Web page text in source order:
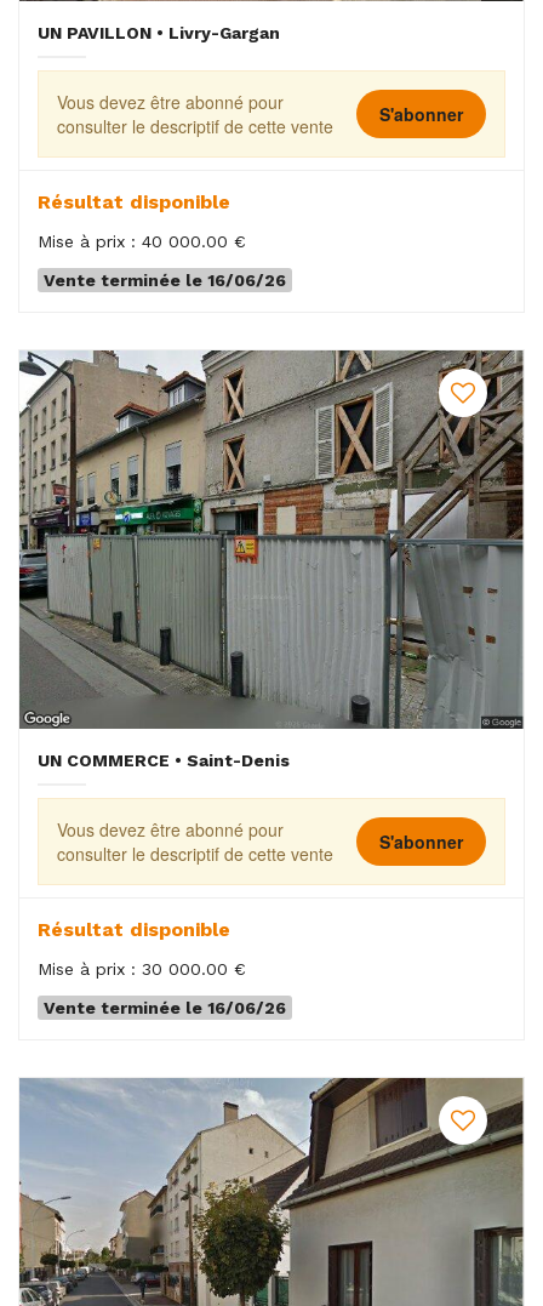
UN PAVILLON • Livry-Gargan
Vous devez être abonné pour
consulter le descriptif de cette vente
S'abonner
Résultat disponible
Mise à prix : 40 000.00 €
Vente terminée le 16/06/26
UN COMMERCE • Saint-Denis
Vous devez être abonné pour
consulter le descriptif de cette vente
S'abonner
Résultat disponible
Mise à prix : 30 000.00 €
Vente terminée le 16/06/26